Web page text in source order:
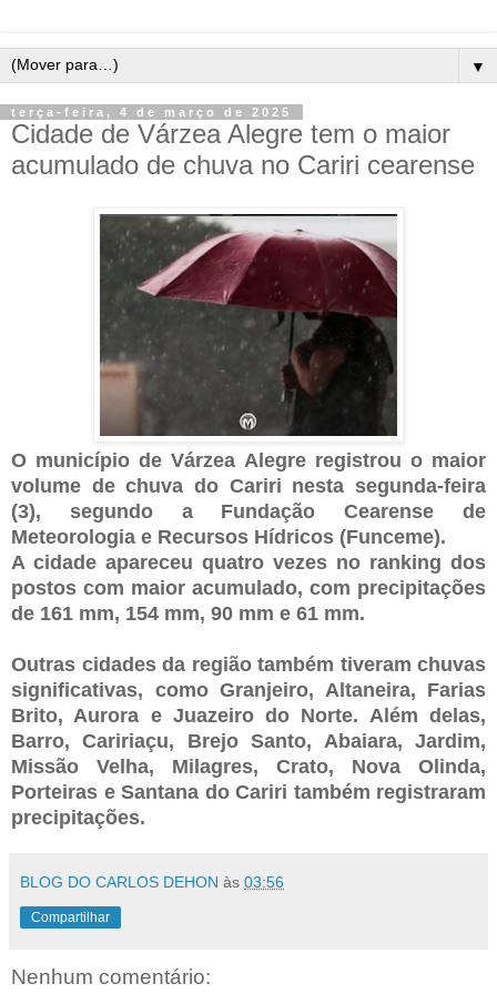
▼
terça-feira, 4 de março de 2025
Cidade de Várzea Alegre tem o maior
acumulado de chuva no Cariri cearense
O município de Várzea Alegre registrou o maior
volume de chuva do Cariri nesta segunda-feira
(3), segundo a Fundação Cearense de
Meteorologia e Recursos Hídricos (Funceme).
A cidade apareceu quatro vezes no ranking dos
postos com maior acumulado, com precipitações
de 161 mm, 154 mm, 90 mm e 61 mm.
Outras cidades da região também tiveram chuvas
significativas, como Granjeiro, Altaneira, Farias
Brito, Aurora e Juazeiro do Norte. Além delas,
Barro, Caririaçu, Brejo Santo, Abaiara, Jardim,
Missão Velha, Milagres, Crato, Nova Olinda,
Porteiras e Santana do Cariri também registraram
precipitações.
BLOG DO CARLOS DEHON às 03:56
Compartilhar
Nenhum comentário: